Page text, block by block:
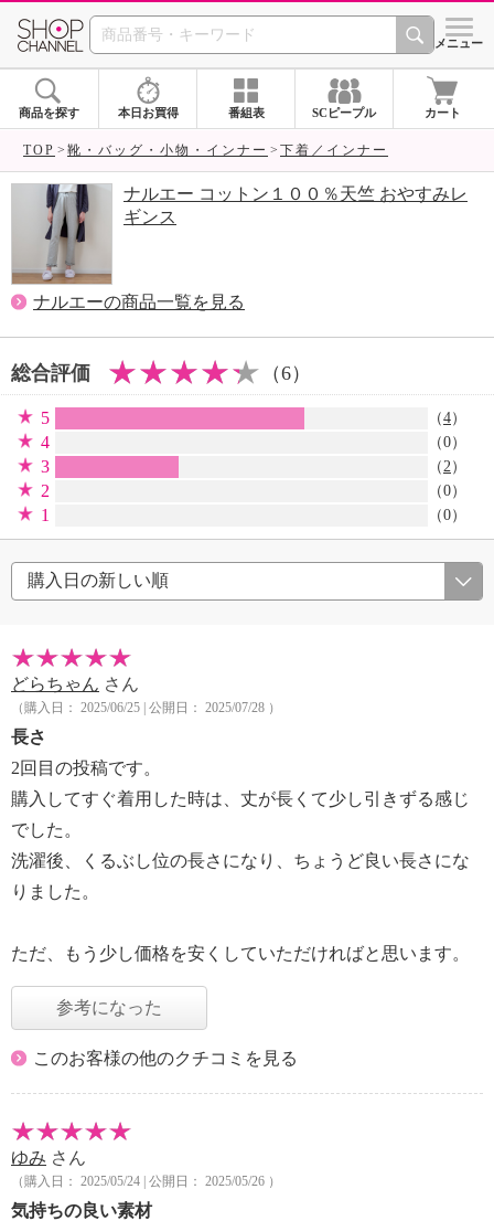
SHOP CHANNEL シメニュー
商品を探す 本日お買得 番組表 SCピープル カート
TOP 靴・バッグ・小物・インナー 下着／インナー
ナルエー コットン１００％天竺 おやすみレ
ギンス
ナルエーの商品一覧を見る
総合評価 （6）
5 （4）
4 （0）
3 （2）
2 （0）
1 （0）
どらちゃん さん
（購入日： 2025/06/25 | 公開日： 2025/07/28 ）
長さ
2回目の投稿です。
購入してすぐ着用した時は、丈が長くて少し引きずる感じ
でした。
洗濯後、くるぶし位の長さになり、ちょうど良い長さにな
りました。
ただ、もう少し価格を安くしていただければと思います。
参考になった
このお客様の他のクチコミを見る
ゆみ さん
（購入日： 2025/05/24 | 公開日： 2025/05/26 ）
気持ちの良い素材